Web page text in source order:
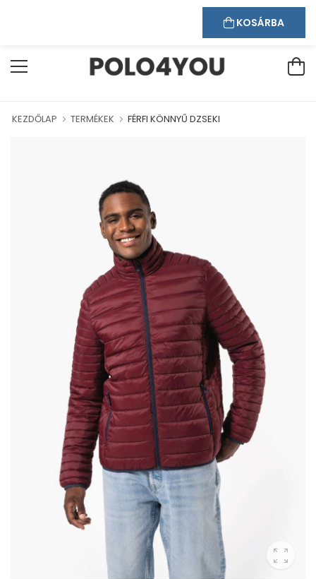
Bejelentkezés Regisztráció
KEZDŐLAP TERMÉKEK FÉRFI KÖNNYŰ DZSEKI
KOSÁRBA